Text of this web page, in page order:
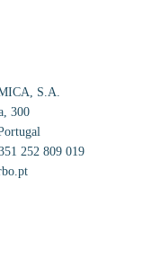
S.A.
300
252 809 019